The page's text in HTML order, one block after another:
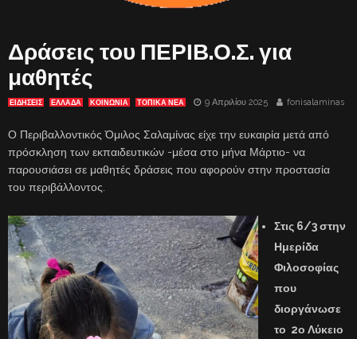
Δράσεις του ΠΕΡΙΒ.Ο.Σ. για
μαθητές
ΕΙΔΗΣΕΙΣ ΕΛΛΑΔΑ ΚΟΙΝΩΝΙΑ ΤΟΠΙΚΑ ΝΕΑ 9 Απριλίου 2025 fonisalaminas
Ο Περιβαλλοντικός Όμιλος Σαλαμίνας είχε την ευκαιρία μετά από
πρόσκληση των εκπαιδευτικών -μέσα στο μήνα Μάρτιο- να
παρουσιάσει σε μαθητές δράσεις που αφορούν στην προστασία
του περιβάλλοντος.
Στις 6/3 στην
Ημερίδα
Φιλοσοφίας
που
διοργάνωσε
το 2ο Λύκειο